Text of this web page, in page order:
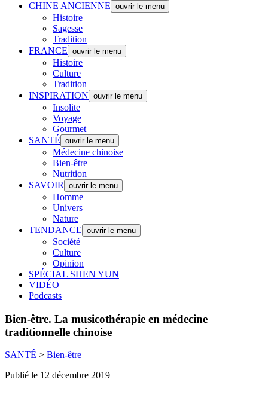
CHINE ANCIENNE ouvrir le menu
Histoire
Sagesse
Tradition
FRANCE ouvrir le menu
Histoire
Culture
Tradition
INSPIRATION ouvrir le menu
Insolite
Voyage
Gourmet
SANTÉ ouvrir le menu
Médecine chinoise
Bien-être
Nutrition
SAVOIR
ouvrir le menu
Homme
Univers
Nature
TENDANCE ouvrir le menu
Société
Culture
Opinion
SPÉCIAL SHEN YUN
VIDÉO
Podcasts
Bien-être. La musicothérapie en médecine
traditionnelle chinoise
SANTÉ > Bien-être
Publié le 12 décembre 2019